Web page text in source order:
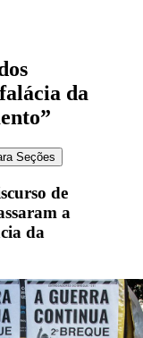
da
Seções
de
a
da